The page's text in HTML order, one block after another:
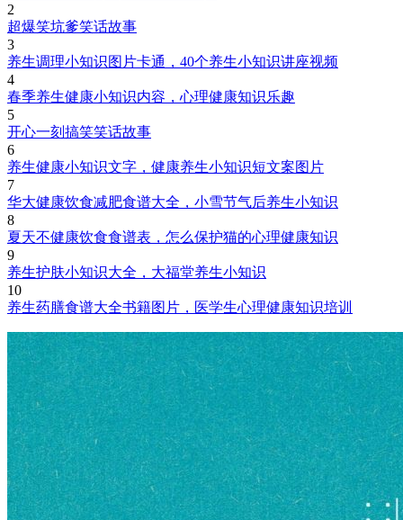
2
超爆笑坑爹笑话故事
3
养生调理小知识图片卡通，40个养生小知识讲座视频
4
春季养生健康小知识内容，心理健康知识乐趣
5
开心一刻搞笑笑话故事
6
养生健康小知识文字，健康养生小知识短文案图片
7
华大健康饮食减肥食谱大全，小雪节气后养生小知识
8
夏天不健康饮食食谱表，怎么保护猫的心理健康知识
9
养生护肤小知识大全，大福堂养生小知识
10
养生药膳食谱大全书籍图片，医学生心理健康知识培训